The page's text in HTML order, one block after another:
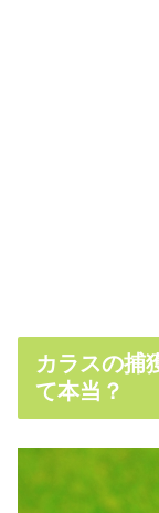
カラスの捕
て本当？